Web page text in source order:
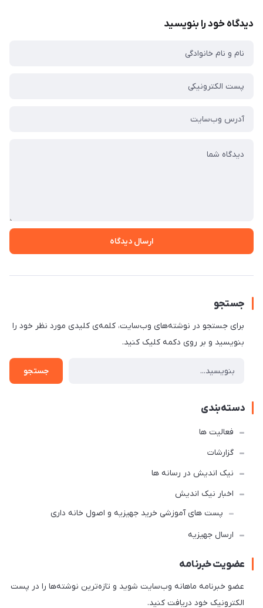
دیدگاه خود را بنویسید
ارسال دیدگاه
جستجو
برای جستجو در نوشته‌های وب‌سایت، کلمه‌ی کلیدی مورد نظر خود را
بنویسید و بر روی دکمه کلیک کنید.
جستجو
دسته‌بندی
فعالیت ها
گزارشات
نیک اندیش در رسانه ها
اخبار نیک اندیش
پست های آموزشی خرید جهیزیه و اصول خانه داری
ارسال جهیزیه
عضویت خبرنامه
عضو خبرنامه ماهانه وب‌سایت شوید و تازه‌ترین نوشته‌ها را در پست
الکترونیک خود دریافت کنید.